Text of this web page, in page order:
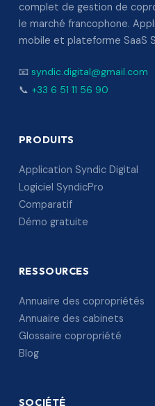
complet de gestion de
le marché francophone.
mobile et plateforme SaaS
📧 syndic.digital@gmail.com
📞 +33 6 51 11 56 90
PRODUITS
Application Syndic Digital
Logiciel SyndicPro
Comparatif
Démo gratuite
RESSOURCES
Annuaire des copropriétés
Annuaire des cabinets
Glossaire copropriété
Blog
SOCIÉTÉ